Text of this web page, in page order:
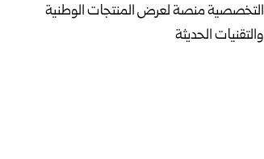
التخصصية منصة لعرض المنتجات الوطنية
والتقنيات الحديثة